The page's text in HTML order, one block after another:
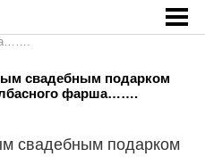
свадебным подарком
фарша…….
свадебным подарком